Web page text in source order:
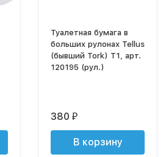
Туалетная бумага в
больших рулонах Tellus
(бывший Tork) T1, арт.
120195 (рул.)
380 ₽
В корзину